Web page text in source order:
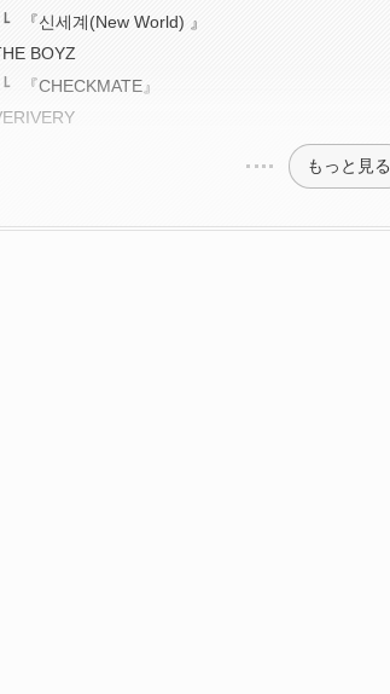
『신세계(New World) 』
BOYZ
『CHECKMATE』
もっと見る